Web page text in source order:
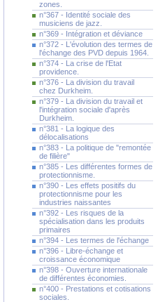
zones.
n°367 - Identité sociale des
musiciens de jazz.
n°369 - Intégration et déviance
n°372 - L'évolution des termes de
l'échange des PVD depuis 1964.
n°374 - La crise de l'Etat
providence.
n°376 - La division du travail
chez Durkheim.
n°379 - La division du travail et
l'intégration sociale d'après
Durkheim.
n°381 - La logique des
délocalisations
n°383 - La politique de "remontée
de filière"
n°385 - Les différentes formes de
protectionnisme.
n°390 - Les effets positifs du
protectionnisme pour les
industries naissantes
n°392 - Les risques de la
spécialisation dans les produits
primaires
n°394 - Les termes de l'échange
n°396 - Libre-échange et
croissance économique
n°398 - Ouverture internationale
de différentes économies.
n°400 - Prestations et cotisations
sociales.